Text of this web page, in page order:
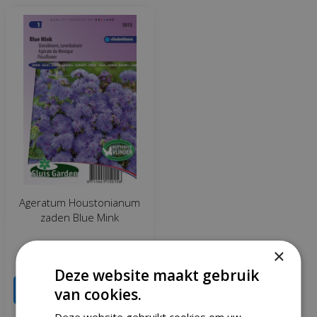
Ageratum Houstonianum
zaden Blue Mink
IN WINKELWAGEN
×
Deze website maakt gebruik
van cookies.